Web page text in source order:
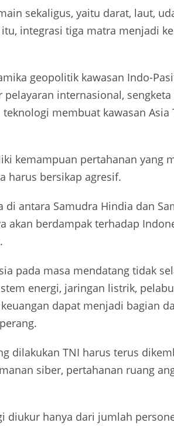
sekaligus, yaitu darat, laut,
integrasi tiga matra menjadi
geopolitik kawasan Indo-
internasional,
membuat kawasan Asia
kemampuan pertahanan yang
harus bersikap agresif.
antara Samudra Hindia dan
akan berdampak terhadap
pada masa mendatang tidak
energi, jaringan listrik,
dapat menjadi bagian
dilakukan TNI harus terus
siber, pertahanan ruang
diukur hanya dari jumlah